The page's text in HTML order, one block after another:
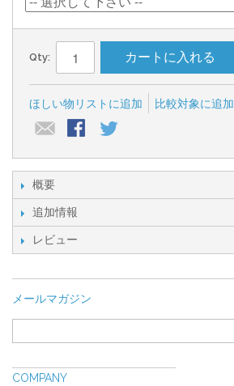
Qty: カートに入れる
ほしい物リストに追加 比較対象に追加
概要
追加情報
レビュー
メールマガジン
COMPANY